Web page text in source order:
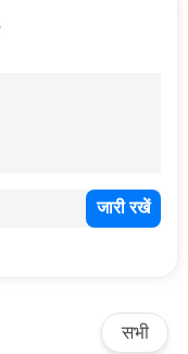
सभी